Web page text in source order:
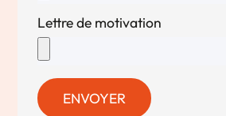
Lettre de motivation
ENVOYER